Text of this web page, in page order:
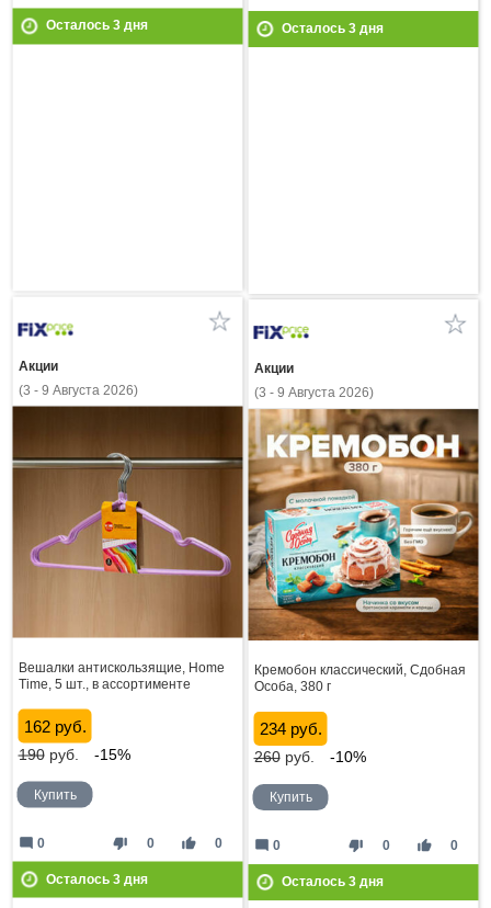
Осталось 3дня Осталось 3дня
Акции
(3 - 9 Августа 2026)
Вешалки антискользящие, Home
Time, 5 шт., в ассортименте
162 руб.
190руб. -15%
Купить
thumb_down 0 thumb_up 0
mode_comment 0
Осталось 3дня
Акции
(3 - 9 Августа 2026)
Кремобон классический, Сдобная
Особа, 380 г
234 руб.
260руб. -10%
Купить
thumb_down 0 thumb_up 0
mode_comment 0
Осталось 3дня